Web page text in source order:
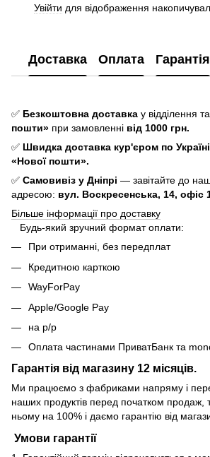
Увійти для відображення
Доставка Оплата Гарантія
✅ Безкоштовна доставка у відділення
пошти» при замовленні від 1000 грн.
✅ Швидка доставка кур'єром по Україні
«Нової пошти».
✅ Самовивіз у Дніпрі — завітайте до
адресою: вул. Воскресенська, 14, офіс
Більше інформації про доставку
Будь-який зручний формат оплати:
При отриманні, без передплат
Кредитною карткою
WayForPay
Apple/Google Pay
на р/р
Оплата частинами ПриватБанк та
Гарантія від магазину 12 місяців.
Ми працюємо з фабриками напряму і
наших продуктів перед початком продаж,
ньому на 100% і даємо гарантію від
Умови гарантії